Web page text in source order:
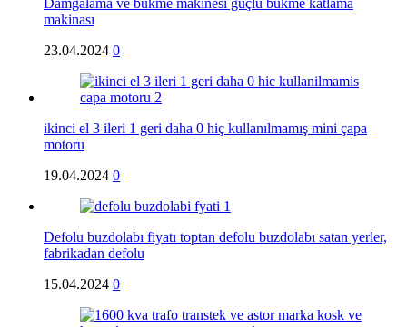
makinası
23.04.2024 0
ikinci el 3 ileri 1 geri daha 0 hiç kullanılmamış mini çapa
motoru
19.04.2024 0
Defolu buzdolabı fiyatı toptan defolu buzdolabı satan yerler,
fabrikadan defolu
15.04.2024 0